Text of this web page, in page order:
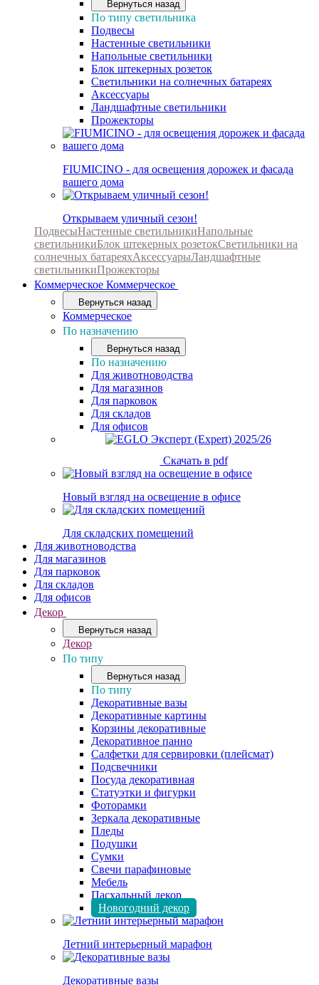
Вернуться назад
По типу светильника
Подвесы
Настенные светильники
Напольные светильники
Блок штекерных розеток
Светильники на солнечных батареях
Аксессуары
Ландшафтные светильники
Прожекторы
FIUMICINO - для освещения дорожек и фасада
вашего дома
Открываем уличный сезон!
ПодвесыНастенные светильникиНапольные
светильникиБлок штекерных розетокСветильники на
солнечных батареяхАксессуарыЛандшафтные
светильникиПрожекторы
Коммерческое Коммерческое
Вернуться назад
Коммерческое
По назначению
Вернуться назад
По назначению
Для животноводства
Для магазинов
Для парковок
Для складов
Для офисов
Скачать в pdf
Новый взгляд на освещение в офисе
Для складских помещений
Для животноводства
Для магазинов
Для парковок
Для складов
Для офисов
Декор
Вернуться назад
Декор
По типу
Вернуться назад
По типу
Декоративные вазы
Декоративные картины
Корзины декоративные
Декоративное панно
Салфетки для сервировки (плейсмат)
Подсвечники
Посуда декоративная
Статуэтки и фигурки
Фоторамки
Зеркала декоративные
Пледы
Подушки
Сумки
Свечи парафиновые
Мебель
Пасхальный декор
Новогодний декор
Летний интерьерный марафон
Декоративные вазы